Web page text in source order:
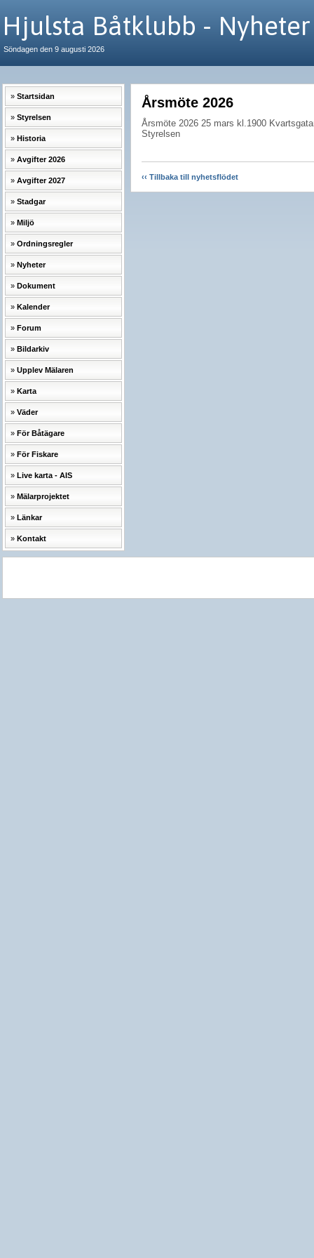
Hjulsta Båtklubb - Nyheter
Söndagen den 9 augusti 2026
Startsidan
Styrelsen
Historia
Avgifter 2026
Avgifter 2027
Stadgar
Miljö
Ordningsregler
Nyheter
Dokument
Kalender
Forum
Bildarkiv
Upplev Mälaren
Karta
Väder
För Båtägare
För Fiskare
Live karta - AIS
Mälarprojektet
Länkar
Kontakt
Årsmöte 2026
Årsmöte 2026 25 mars kl.1900
Styrelsen
‹‹ Tillbaka till nyhetsflödet